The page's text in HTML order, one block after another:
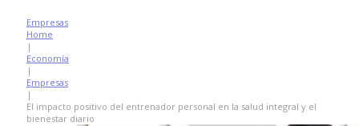
Empresas
Home
|
Economía
|
Empresas
|
El impacto positivo del entrenador personal en la salud integral y el
bienestar diario